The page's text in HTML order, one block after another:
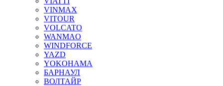
VINMAX
VITOUR
VOLCATO
WANMAO
WINDFORCE
YAZD
YOKOHAMA
БАРНАУЛ
ВОЛТАЙР